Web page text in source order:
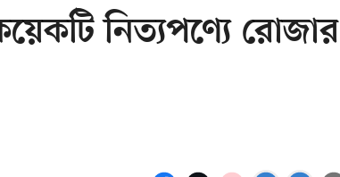
নিত্যপণ্যে রোজার